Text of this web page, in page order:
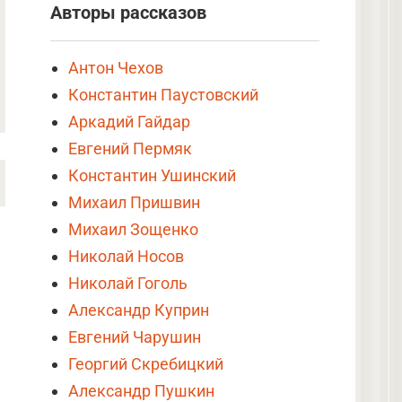
Авторы рассказов
Антон Чехов
Константин Паустовский
Аркадий Гайдар
Евгений Пермяк
Константин Ушинский
Михаил Пришвин
Михаил Зощенко
Николай Носов
Николай Гоголь
Александр Куприн
Евгений Чарушин
Георгий Скребицкий
Александр Пушкин